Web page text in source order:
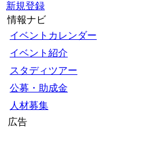
新規登録
情報ナビ
イベントカレンダー
イベント紹介
スタディツアー
公募・助成金
人材募集
広告